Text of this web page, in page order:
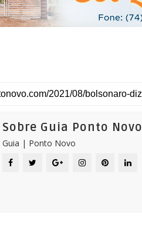
Sobre Guia Ponto Novo
Guia | Ponto Novo